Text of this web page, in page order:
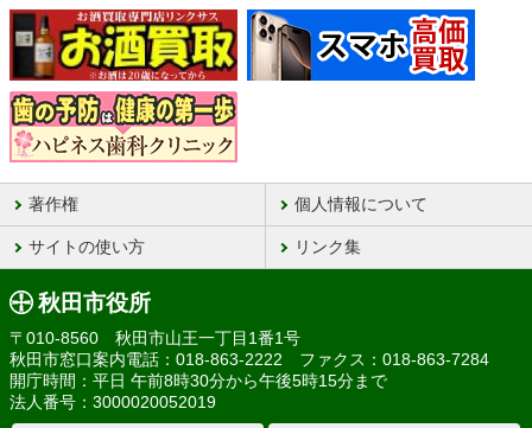
著作権 個人情報について
サイトの使い方 リンク集
秋田市役所
〒010-8560 秋田市山王一丁目1番1号
秋田市窓口案内電話：018-863-2222 ファクス：018-863-7284
開庁時間：平日 午前8時30分から午後5時15分まで
法人番号：3000020052019